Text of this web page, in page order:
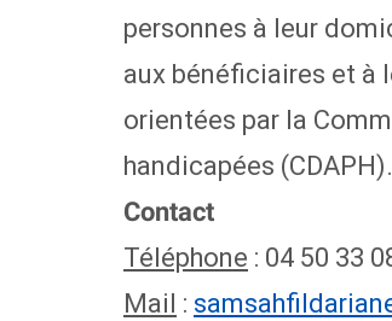
personnes à leur
aux bénéficiaires et à
orientées par la
handicapées (CDAPH).
Contact
Téléphone : 04 50 33
Mail :